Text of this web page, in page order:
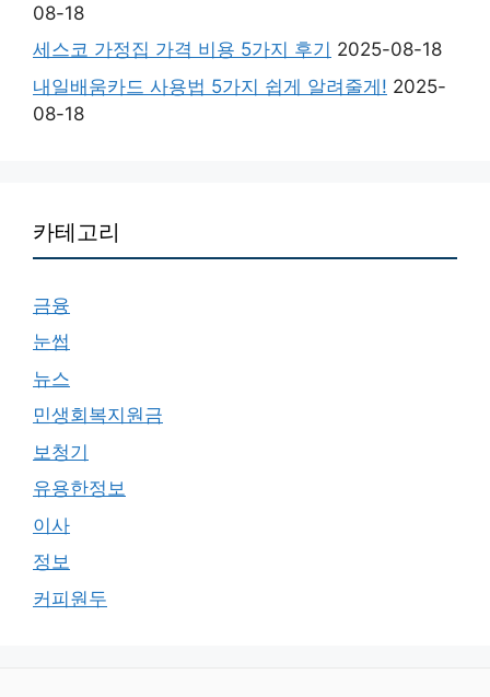
08-18
세스코 가정집 가격 비용 5가지 후기 2025-08-18
내일배움카드 사용법 5가지 쉽게 알려줄게! 2025-
08-18
카테고리
금융
눈썹
뉴스
민생회복지원금
보청기
유용한정보
이사
정보
커피원두